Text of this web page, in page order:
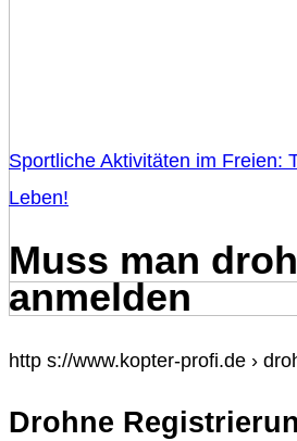
Sportliche Aktivitäten im Freien:
Leben!
Muss man
anmelden
http s://www.kopter-profi.de ›
Drohne